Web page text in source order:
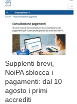
Supplenti brevi,
NoiPA sblocca i
pagamenti: dal 10
agosto i primi
accrediti